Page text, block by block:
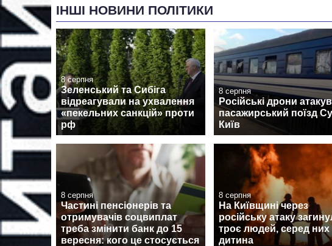
ІНШІ НОВИНИ ПОЛІТИКИ
8 серпня
Зеленський та Сибіга
відреагували на ухвалення
«пекельних санкцій» проти
рф
8 серпня
Російські дрони
пасажирський поїзд
Київ
8 серпня
Частині пенсіонерів та
отримувачів соцвиплат
треба змінити банк до 15
вересня: кого це стосується
8 серпня
На Київщині через
російську атаку
троє людей, серед них
дитина